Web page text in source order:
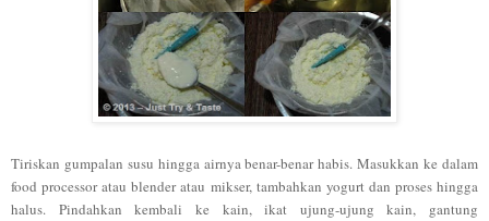
Tiriskan gumpalan susu hingga airnya benar-benar habis. Masukkan ke dalam
food processorataublender atau mikser, tambahkan yogurt dan proses hingga
halus. Pindahkan kembali ke kain, ikat ujung-ujung kain, gantung